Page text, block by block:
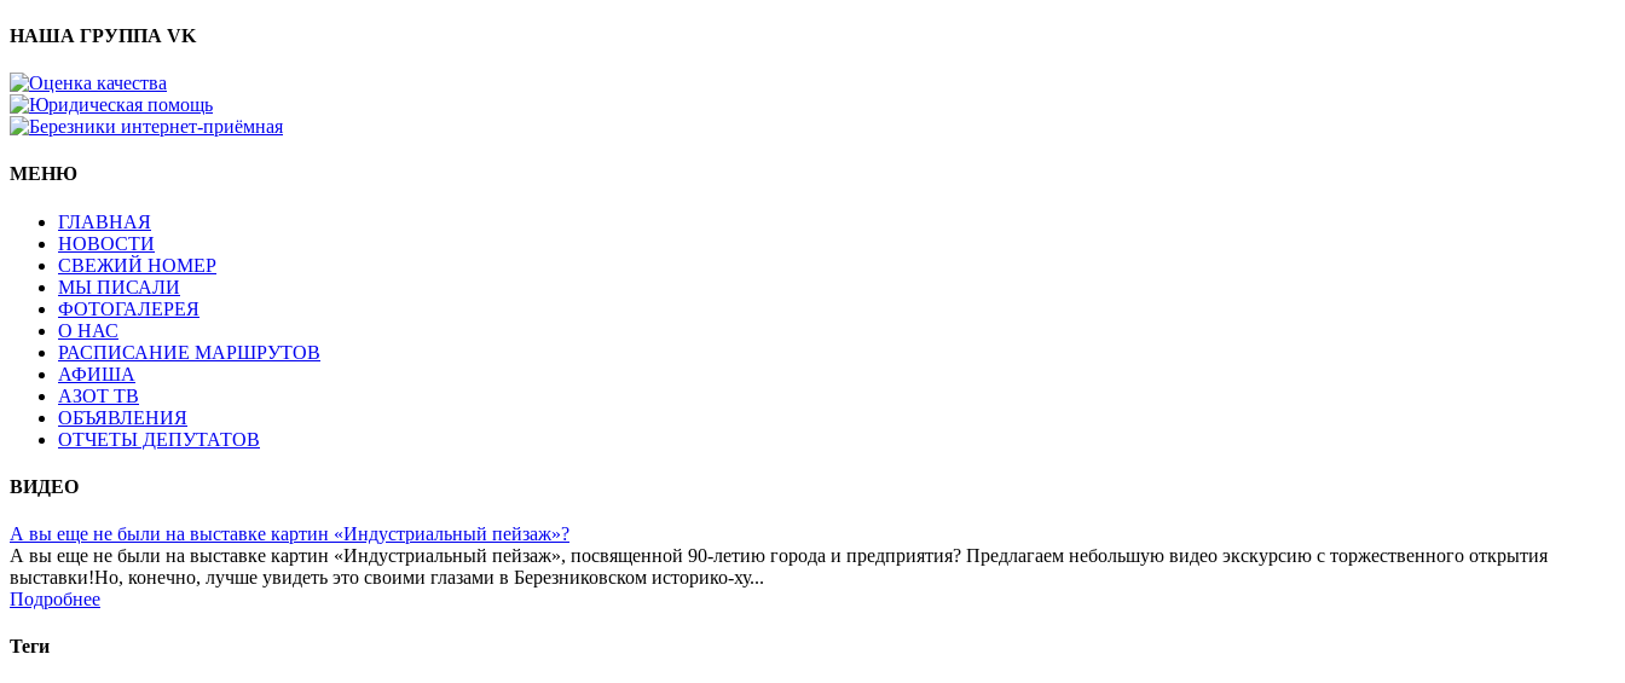
НАША ГРУППА VK
МЕНЮ
ГЛАВНАЯ
НОВОСТИ
СВЕЖИЙ НОМЕР
МЫ ПИСАЛИ
ФОТОГАЛЕРЕЯ
О НАС
РАСПИСАНИЕ МАРШРУТОВ
АФИША
АЗОТ ТВ
ОБЪЯВЛЕНИЯ
ОТЧЕТЫ ДЕПУТАТОВ
ВИДЕО
А вы еще не были на выставке картин «Индустриальный пейзаж»?
А вы еще не были на выставке картин «Индустриальный пейзаж», посвященной 90-летию города и предприятия? Предлагаем небольшую видео экскурсию с торжественного открытия
выставки!Но, конечно, лучше увидеть это своими глазами в Березниковском историко-ху...
Подробнее
Теги